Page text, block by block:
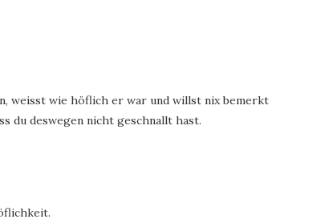
weisst wie höflich er war und willst nix bemerkt
du deswegen nicht geschnallt hast.